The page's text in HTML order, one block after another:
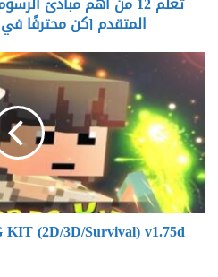
في
الرسوم
المتحركة]
المتقدم [كن محترفًا
Unity
Asset
MMORPG
KIT
(2D/3D/Survival)
v1.75d
(2D/3D/Survival) v1.75d